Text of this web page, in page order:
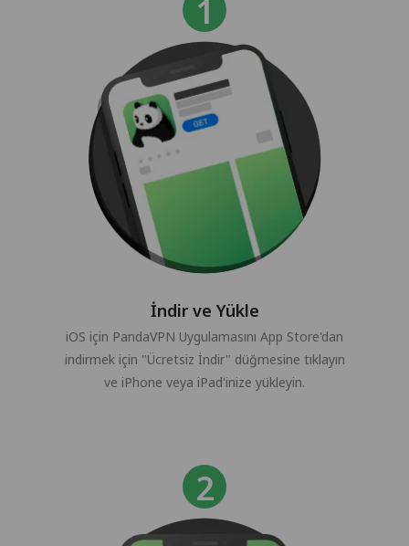
İndir ve Yükle
iOS için PandaVPN Uygulamasını App Store'dan
indirmek için "Ücretsiz İndir" düğmesine tıklayın
ve iPhone veya iPad'inize yükleyin.